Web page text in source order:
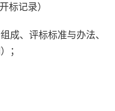
记录）
、评标标准与办法、
；